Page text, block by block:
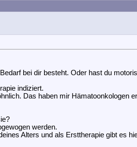
bei dir besteht. Oder hast du
indiziert.
Das haben mir Hämatoonkologen
werden.
Alters und als Ersttherapie gibt es